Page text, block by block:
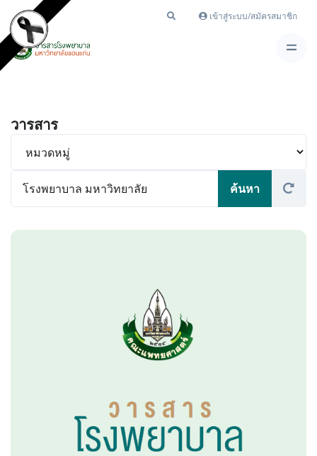
เข้าสู่ระบบ/สมัครสมาชิก
วารสาร